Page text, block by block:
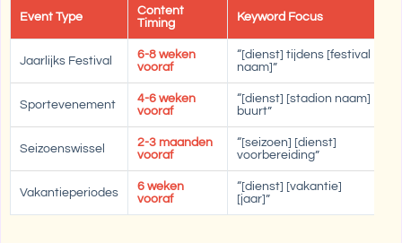
Event Type
Content
Timing
Keyword Focus
Jaarlijks Festival
6-8 weken
vooraf
“[dienst] tijdens [festival
naam]”
Sportevenement
4-6 weken
vooraf
“[dienst] [stadion naam]
buurt”
Seizoenswissel
2-3 maanden
vooraf
“[seizoen] [dienst]
voorbereiding”
Vakantieperiodes
6 weken
vooraf
“[dienst] [vakantie]
[jaar]”